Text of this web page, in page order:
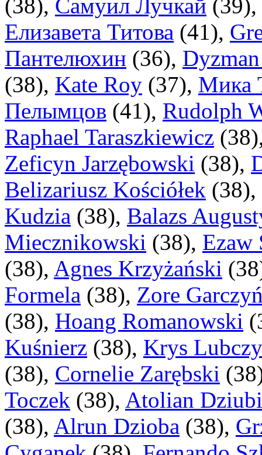
(38), Самуил Лучкай (39),
Елизавета Титова (41),
Пантелюхин (36),
(38), Kate Roy (37), Мика
Пелымцов (41), Rudolph
Raphael Taraszkiewicz (38
Zeficyn Jarzębowski (38),
Belizariusz Kościółek (38),
Kudzia (38), Balazs
Miecznikowski (38), Ezaw
(38), Agnes Krzyżański (38
Formela (38), Zore
(38), Hoang Romanowski (
Kuśnierz (38), Krys
(38), Cornelie Zarębski (38
Toczek (38), Atolian
(38), Alrun Dzioba (38),